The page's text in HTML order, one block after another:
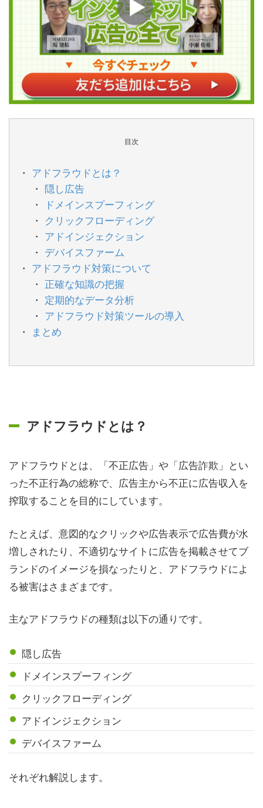
目次
アドフラウドとは？
隠し広告
ドメインスプーフィング
クリックフローディング
アドインジェクション
デバイスファーム
アドフラウド対策について
正確な知識の把握
定期的なデータ分析
アドフラウド対策ツールの導入
まとめ
アドフラウドとは？
アドフラウドとは、「不正広告」や「広告詐欺」とい
った不正行為の総称で、広告主から不正に広告収入を
搾取することを目的にしています。
たとえば、意図的なクリックや広告表示で広告費が水
増しされたり、不適切なサイトに広告を掲載させてブ
ランドのイメージを損なったりと、アドフラウドによ
る被害はさまざまです。
主なアドフラウドの種類は以下の通りです。
隠し広告
ドメインスプーフィング
クリックフローディング
アドインジェクション
デバイスファーム
それぞれ解説します。